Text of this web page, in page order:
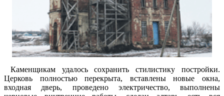
Каменщикам удалось сохранить стилистику постройки.
Церковь полностью перекрыта, вставлены новые окна,
входная дверь, проведено электричество, выполнены